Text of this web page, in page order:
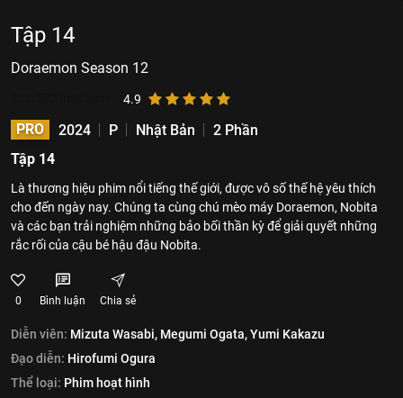
Tập 14
Doraemon Season 12
4.9
PRO 2024 P Nhật Bản
2 Phần
Tập 14
Là thương hiệu phim nổi tiếng thế giới, được vô số thế hệ yêu thích
cho đến ngày nay. Chúng ta cùng chú mèo máy Doraemon, Nobita
và các bạn trải nghiệm những bảo bối thần kỳ để giải quyết những
rắc rối của cậu bé hậu đậu Nobita.
0 Bình luận Chia sẻ
Diễn viên: Mizuta Wasabi, Megumi Ogata,Yumi Kakazu
Đạo diễn: Hirofumi Ogura
Thể loại: Phim hoạt hình